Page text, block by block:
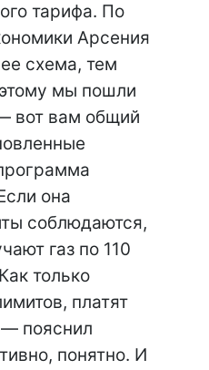
тарифа. По
Арсения
схема, тем
мы пошли
вот вам общий
она
соблюдаются,
газ по 110
только
платят
пояснил
понятно. И